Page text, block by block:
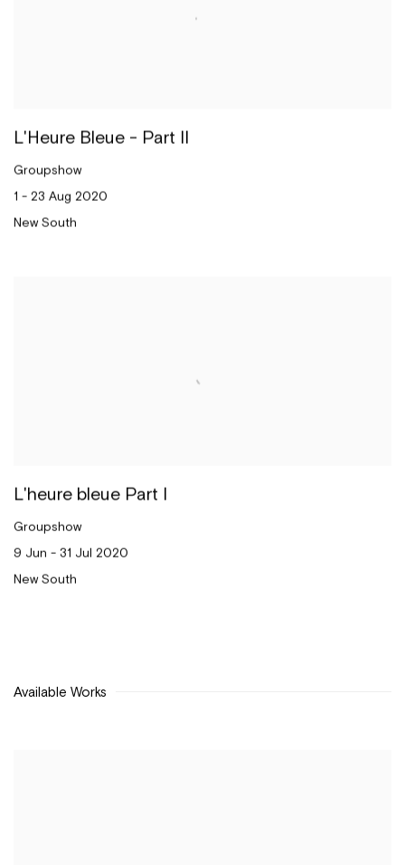
L'Heure Bleue - Part II
Groupshow
1 - 23 Aug 2020
New South
L'heure bleue Part I
Groupshow
9 Jun - 31 Jul 2020
New South
Available Works